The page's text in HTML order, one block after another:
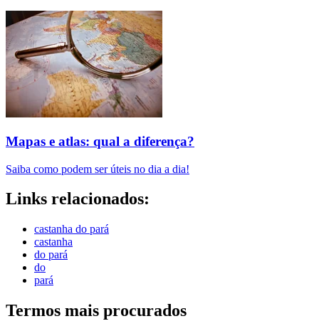
Mapas e atlas: qual a diferença?
Saiba como podem ser úteis no dia a dia!
Links relacionados:
castanha do pará
castanha
do pará
do
pará
Termos mais procurados